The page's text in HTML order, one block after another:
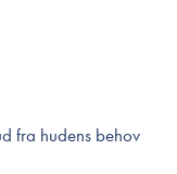
fra hudens behov